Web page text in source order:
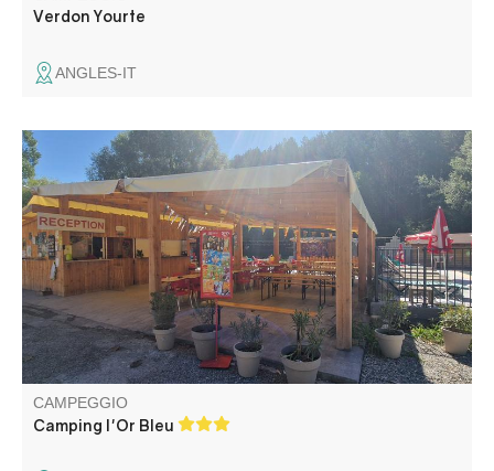
Verdon Yourte
ANGLES-IT
Situato a 300 m dal villaggio, il nostro campeggio
familiare, che costeggia il fiume, offre affitti e piazzole
ombreggiate, una piscina e uno snack bar per momenti di
relax e convivialità. In stagione, animazione: concerti,
bocce, karaoke-DJ...
CAMPEGGIO
Camping l'Or Bleu